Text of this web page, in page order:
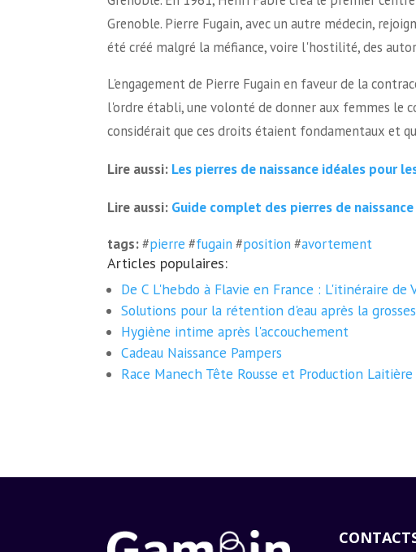
Grenoble. Pierre Fugain, avec un autre médecin,
été créé malgré la méfiance, voire l'hostilité, des
L'engagement de Pierre Fugain en faveur de la
l'ordre établi, une volonté de donner aux femmes le
considérait que ces droits étaient fondamentaux et
Lire aussi: Les pierres de naissance idéales pour
Lire aussi: Guide complet des pierres de
tags:#pierre #fugain #position #avortement
Articles populaires:
De C L'hebdo à Flavie en France : L'itinéraire de
Solutions pour la rétention d'eau après la
Hygiène intime après l'accouchement
Cadeau Naissance Pampers
Race Manech Tête Rousse et Production Laitière